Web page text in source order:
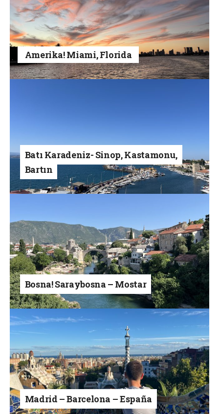
Amerika! Miami, Florida
Batı Karadeniz- Sinop, Kastamonu,
Bartın
Bosna! Saraybosna – Mostar
Madrid – Barcelona – España